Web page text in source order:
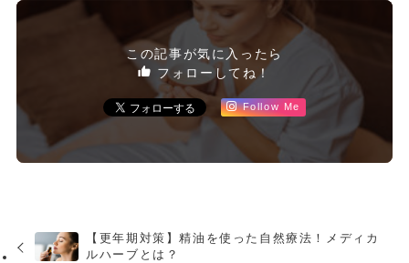
この記事が気に入ったら
フォローしてね！
Follow Me
【更年期対策】精油を使った自然療法！メディカ
ルハーブとは？